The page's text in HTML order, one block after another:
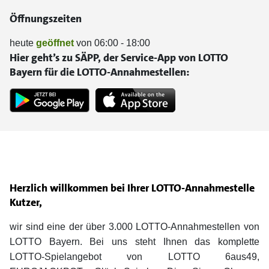
Herzlich willkommen bei Ihrer LOTTO-Annahmestelle
Kutzer,
wir sind eine der über 3.000 LOTTO-Annahmestellen von
LOTTO Bayern. Bei uns steht Ihnen das komplette
LOTTO-Spielangebot von LOTTO 6aus49,
Öffnungszeiten
heute geöffnet von 06:00 - 18:00
Hier geht’s zu SÄPP, der Service-App von LOTTO
Bayern für die LOTTO-Annahmestellen: